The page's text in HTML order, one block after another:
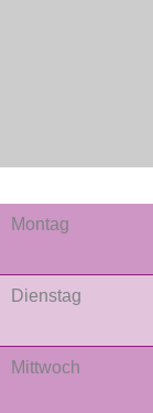
Montag
Dienstag
Mittwoch